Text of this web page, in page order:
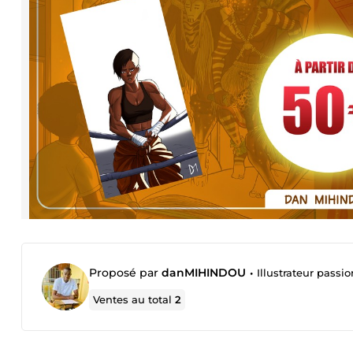
Proposé par danMIHINDOU • Illustrateur
Ventes au total2